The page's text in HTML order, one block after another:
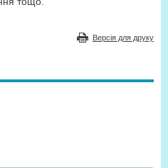
Версія для друку